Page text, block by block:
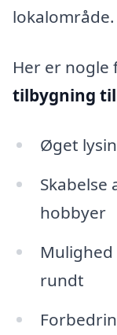
lokalområde.
Her er nogle
tilbygning
Øget
Skabelse
hobbyer
rundt